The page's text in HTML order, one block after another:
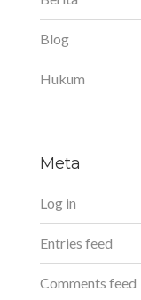
Blog
Hukum
Meta
Log in
Entries feed
Comments feed